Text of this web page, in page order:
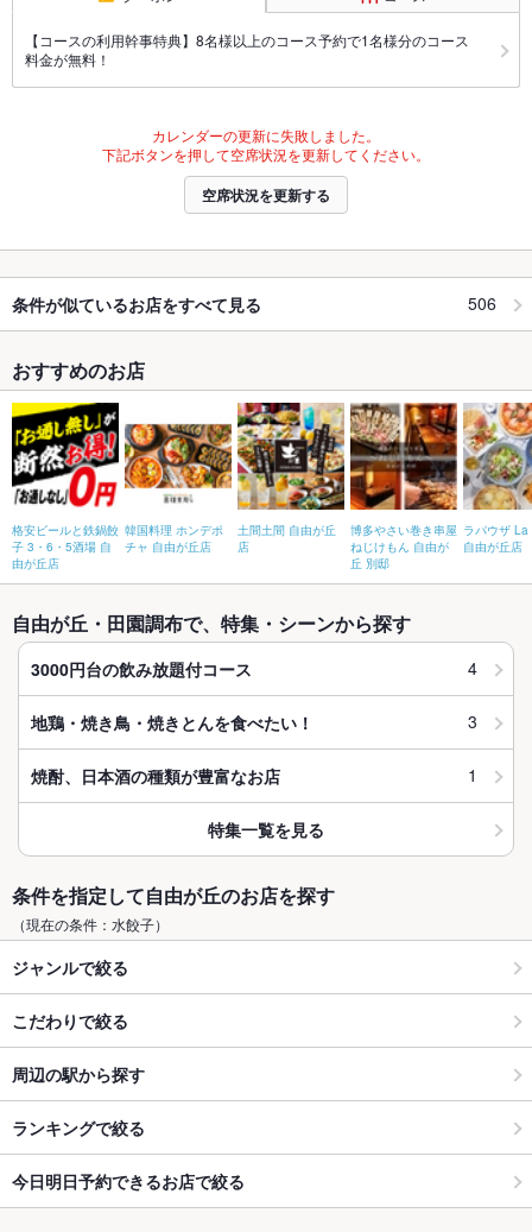
【コースの利用幹事特典】8名様以上のコース予約で1名様分のコース
料金が無料！
カレンダーの更新に失敗しました。
下記ボタンを押して空席状況を更新してください。
空席状況を更新する
条件が似ているお店をすべて見る 506
おすすめのお店
格安ビールと鉄鍋餃
子 3・6・5酒場 自
由が丘店
韓国料理 ホンデポ
チャ 自由が丘店
土間土間 自由が丘
店
博多やさい巻き串屋
ねじけもん 自由が
丘 別邸
ラパウザ
自由が丘店
自由が丘・田園調布で、特集・シーンから探す
3000円台の飲み放題付コース 4
地鶏・焼き鳥・焼きとんを食べたい！ 3
焼酎、日本酒の種類が豊富なお店 1
特集一覧を見る
条件を指定して自由が丘のお店を探す
（現在の条件：水餃子）
ジャンルで絞る
こだわりで絞る
周辺の駅から探す
ランキングで絞る
今日明日予約できるお店で絞る